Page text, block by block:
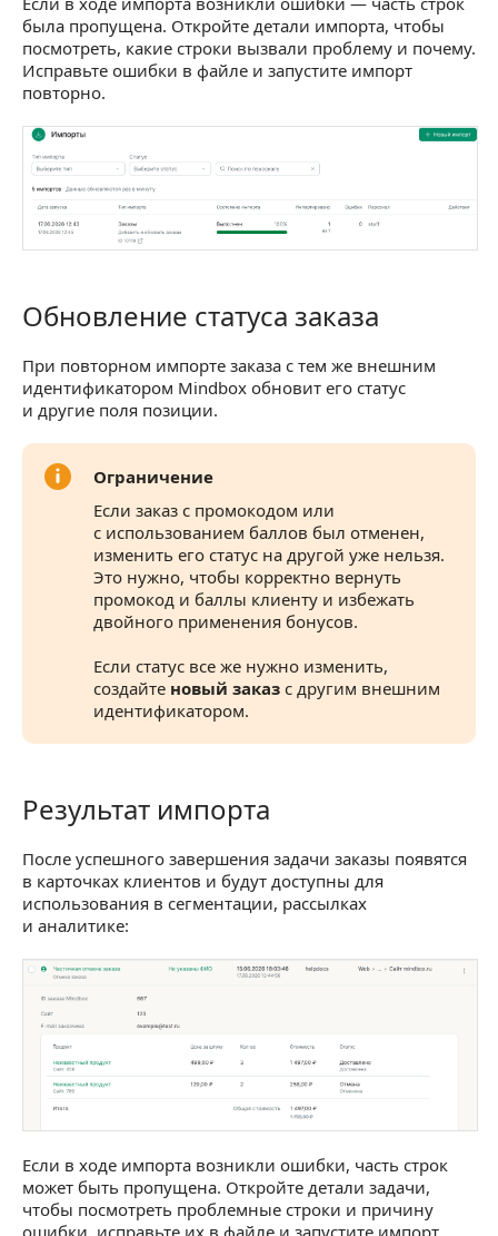
была пропущена. Откройте детали импорта, чтобы
посмотреть, какие строки вызвали проблему и почему.
Исправьте ошибки в файле и запустите импорт
повторно.
Обновление статуса заказа
Обновление статуса заказа
При повторном импорте заказа с тем же внешним
идентификатором Mindbox обновит его статус
и другие поля позиции.
Ограничение
Если заказ с промокодом или
с использованием баллов был отменен,
изменить его статус на другой уже нельзя.
Это нужно, чтобы корректно вернуть
промокод и баллы клиенту и избежать
двойного применения бонусов.
Если статус все же нужно изменить,
создайте новый заказ с другим внешним
идентификатором.
Результат импорта
Результат импорта
После успешного завершения задачи заказы появятся
в карточках клиентов и будут доступны для
использования в сегментации, рассылках
и аналитике:
Если в ходе импорта возникли ошибки, часть строк
может быть пропущена. Откройте детали задачи,
чтобы посмотреть проблемные строки и причину
ошибки, исправьте их в файле и запустите импорт